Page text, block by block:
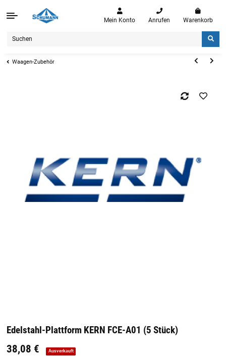
Mein Konto Anrufen Warenkorb
Waagen-Zubehör
Edelstahl-Plattform KERN FCE-A01 (5 Stück)
Preis:19,44 € inkl. 19% USt.
38,08 € Ausverkauft